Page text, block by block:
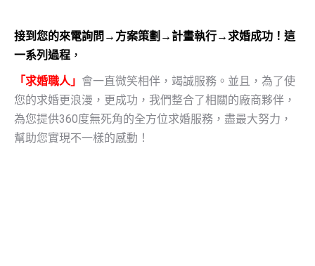
接到您的來電詢問→方案策劃→計畫執行→求婚成功！ 這
一系列過程 ，
「求婚職人」 會一直微笑相伴，竭誠服務。 並且，為了使
您的求婚更浪漫，更成功， 我們整合了相關的廠商夥伴 ，
為您提供360度無死角的全方位求婚服務， 盡最大努力，
幫助您實現不一樣的感動！